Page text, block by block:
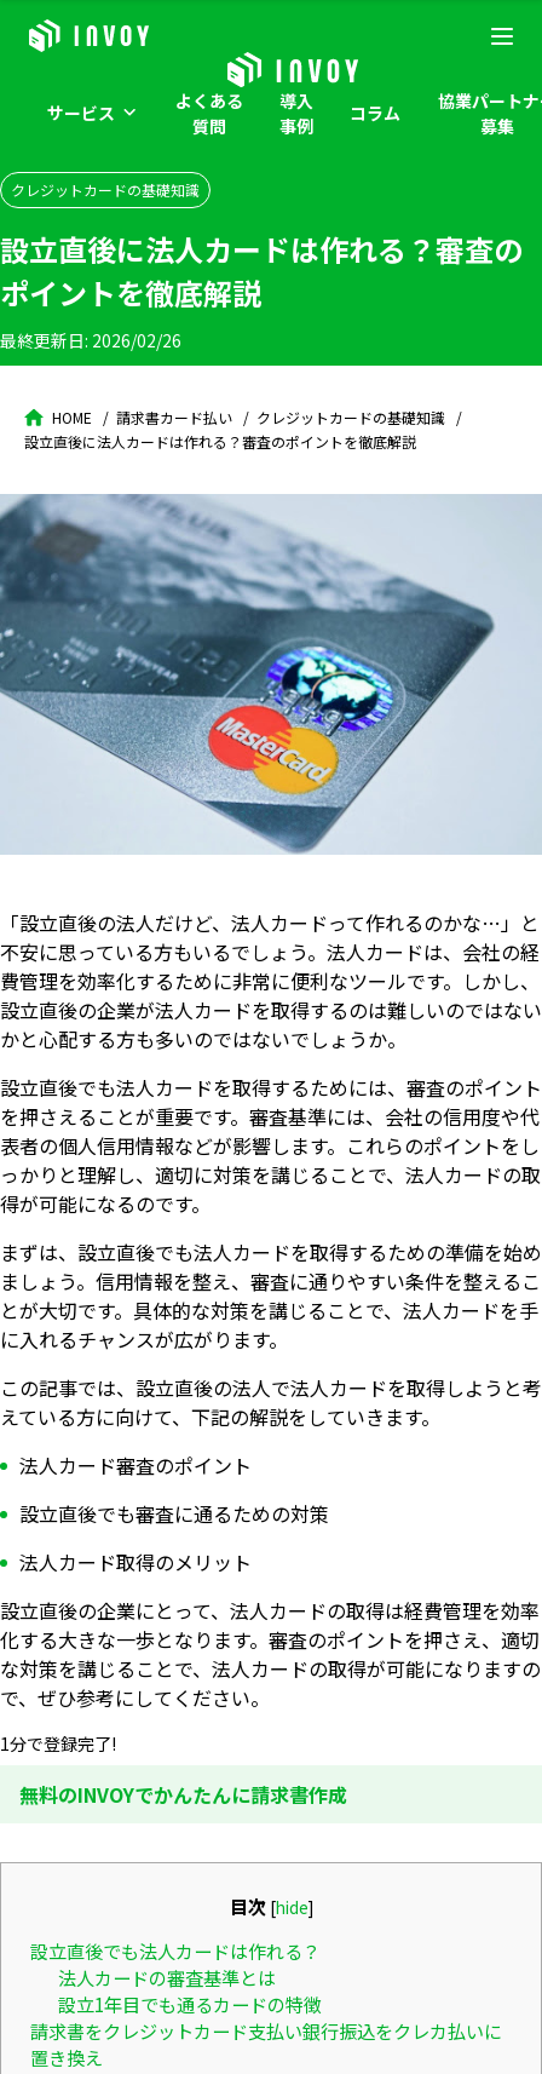
サービス
よくある
質問
導入
事例
コラム
協業パート
募集
クレジットカードの基礎知識
設立直後に法人カードは作れる？審査の
ポイントを徹底解説
最終更新日: 2026/02/26
HOME 請求書カード払い
クレジットカードの基礎知識
設立直後に法人カードは作れる？審査のポイントを徹底解説
「設立直後の法人だけど、法人カードって作れるのかな…」と
不安に思っている方もいるでしょう。法人カードは、会社の経
費管理を効率化するために非常に便利なツールです。しかし、
設立直後の企業が法人カードを取得するのは難しいのではない
かと心配する方も多いのではないでしょうか。
設立直後でも法人カードを取得するためには、審査のポイント
を押さえることが重要です。審査基準には、会社の信用度や代
表者の個人信用情報などが影響します。これらのポイントをし
っかりと理解し、適切に対策を講じることで、法人カードの取
得が可能になるのです。
まずは、設立直後でも法人カードを取得するための準備を始め
ましょう。信用情報を整え、審査に通りやすい条件を整えるこ
とが大切です。具体的な対策を講じることで、法人カードを手
に入れるチャンスが広がります。
この記事では、設立直後の法人で法人カードを取得しようと考
えている方に向けて、下記の解説をしていきます。
法人カード審査のポイント
設立直後でも審査に通るための対策
法人カード取得のメリット
設立直後の企業にとって、法人カードの取得は経費管理を効率
化する大きな一歩となります。審査のポイントを押さえ、適切
な対策を講じることで、法人カードの取得が可能になりますの
で、ぜひ参考にしてください。
1分で登録完了!
無料のINVOYでかんたんに請求書作成
目次 [hide]
設立直後でも法人カードは作れる？
法人カードの審査基準とは
設立1年目でも通るカードの特徴
請求書をクレジットカード支払い銀行振込をクレカ払いに
置き換え